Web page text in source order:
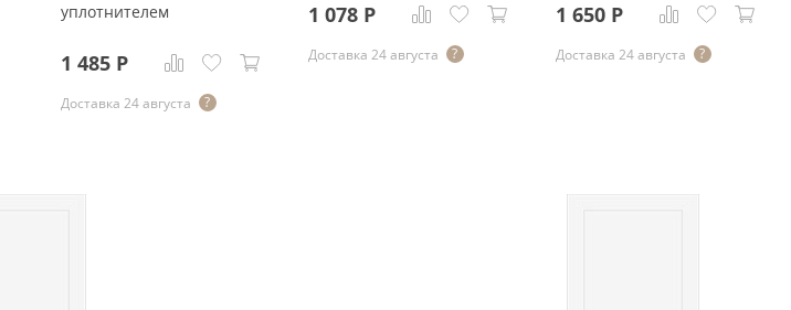
уплотнителем
1 485Р
Доставка 24 августа
1 078Р
Доставка 24 августа
1 650Р
Доставка 24 августа